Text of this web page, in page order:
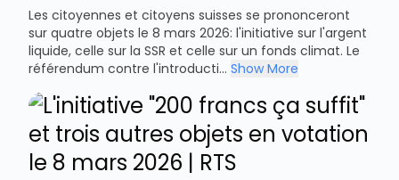
Les citoyennes et citoyens suisses se prononceront
sur quatre objets le 8 mars 2026: l'initiative sur l'argent
liquide, celle sur la SSR et celle sur un fonds climat. Le
référendum contre l'introducti... Show More